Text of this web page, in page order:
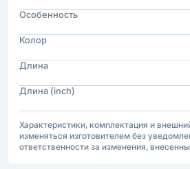
Особенность
Колор
Длина
Длина (inch)
Характеристики, комплектация и
изменяться изготовителем без
ответственности за изменения,